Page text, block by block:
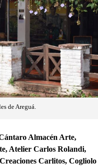
de Areguá.
Almacén Arte,
Atelier Carlos Rolandi,
Carlitos, Cogliolo